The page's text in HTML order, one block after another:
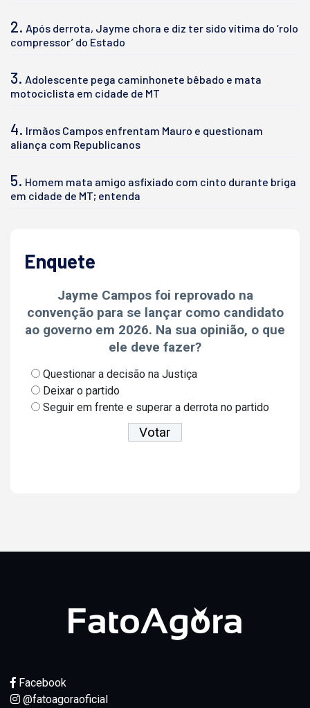
2. Após derrota, Jayme chora e diz ter sido vítima do ‘rolo
compressor’ do Estado
3. Adolescente pega caminhonete bêbado e mata
motociclista em cidade de MT
4. Irmãos Campos enfrentam Mauro e questionam
aliança com Republicanos
5. Homem mata amigo asfixiado com cinto durante briga
em cidade de MT; entenda
Enquete
Jayme Campos foi reprovado na
convenção para se lançar como candidato
ao governo em 2026. Na sua opinião, o que
ele deve fazer?
Questionar a decisão na Justiça
Deixar o partido
Seguir em frente e superar a derrota no partido
Facebook
@fatoagoraoficial